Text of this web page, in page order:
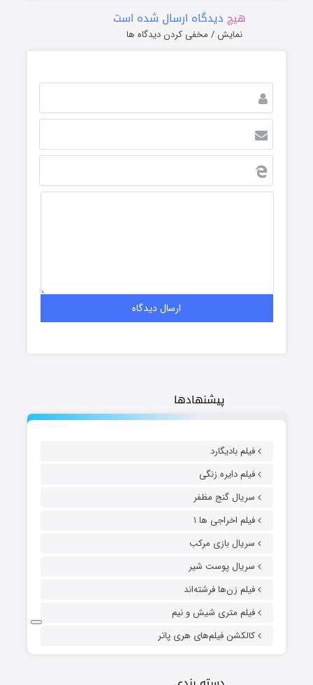
پیشنهادها
فیلم بادیگارد
فیلم دایره زنگی
سریال گنج مظفر
فیلم اخراجی ها ۱
سریال بازی مرکب
سریال پوست شیر
فیلم زن‌ها فرشته‌اند
فیلم متری شیش و نیم
کالکشن فیلم‌های هری پاتر
هیچ دیدگاه ارسال شده است
نمایش / مخفی کردن دیدگاه ها